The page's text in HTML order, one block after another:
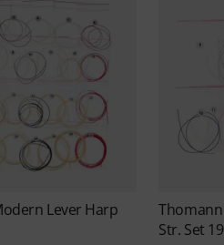
Lever Harp Thomann
Str. Set 19